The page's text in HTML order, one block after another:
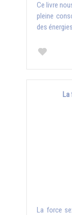
Ce livre
pleine
des
La
La force